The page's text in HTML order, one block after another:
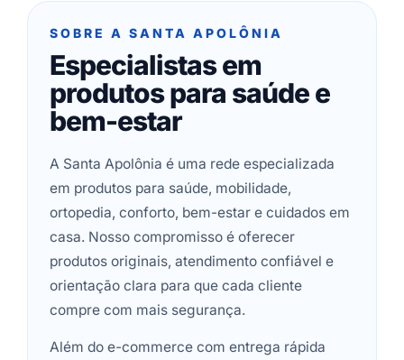
SOBRE A SANTA APOLÔNIA
Especialistas em
produtos para saúde e
bem-estar
A Santa Apolônia é uma rede especializada
em produtos para saúde, mobilidade,
ortopedia, conforto, bem-estar e cuidados em
casa. Nosso compromisso é oferecer
produtos originais, atendimento confiável e
orientação clara para que cada cliente
compre com mais segurança.
Além do e-commerce com entrega rápida